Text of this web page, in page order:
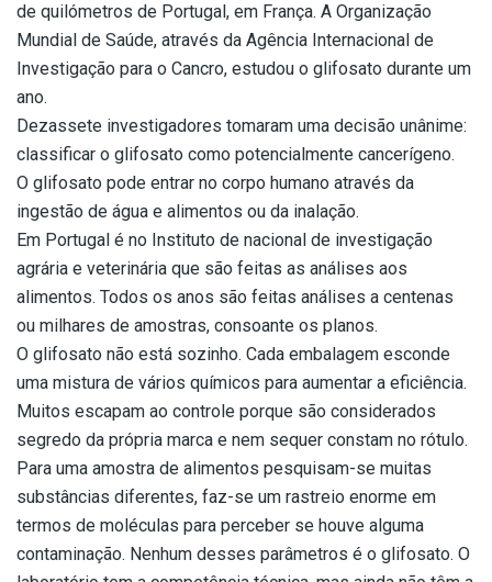
de quilómetros de Portugal, em França. A Organização
Mundial de Saúde, através da Agência Internacional de
Investigação para o Cancro, estudou o glifosato durante um
ano.
Dezassete investigadores tomaram uma decisão unânime:
classificar o glifosato como potencialmente cancerígeno.
O glifosato pode entrar no corpo humano através da
ingestão de água e alimentos ou da inalação.
Em Portugal é no Instituto de nacional de investigação
agrária e veterinária que são feitas as análises aos
alimentos. Todos os anos são feitas análises a centenas
ou milhares de amostras, consoante os planos.
O glifosato não está sozinho. Cada embalagem esconde
uma mistura de vários químicos para aumentar a eficiência.
Muitos escapam ao controle porque são considerados
segredo da própria marca e nem sequer constam no rótulo.
Para uma amostra de alimentos pesquisam-se muitas
substâncias diferentes, faz-se um rastreio enorme em
termos de moléculas para perceber se houve alguma
contaminação. Nenhum desses parâmetros é o glifosato. O